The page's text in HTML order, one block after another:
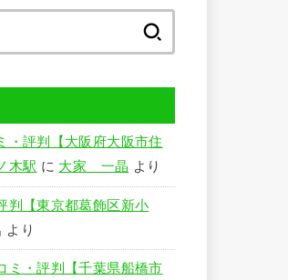
・評判【大阪府大阪市住
木駅 に 大家 一晶 より
判【東京都葛飾区新小
より
ミ・評判【千葉県船橋市